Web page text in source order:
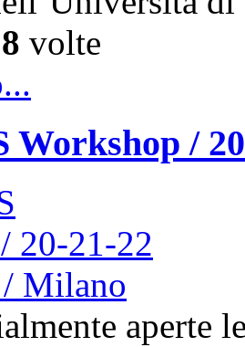
volte
Workshop /
aperte